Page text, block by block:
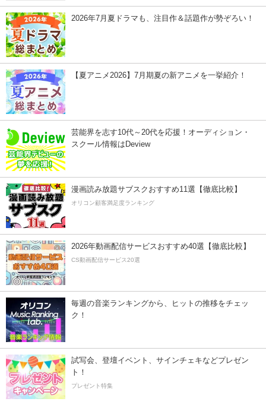
2026年7月夏ドラマも、注目作＆話題作が勢ぞろい！
【夏アニメ2026】7月期夏の新アニメを一挙紹介！
芸能界を志す10代～20代を応援！オーディション・
スクール情報はDeview
漫画読み放題サブスクおすすめ11選【徹底比較】
オリコン顧客満足度ランキング
2026年動画配信サービスおすすめ40選【徹底比較】
CS動画配信サービス20選
毎週の音楽ランキングから、ヒットの推移をチェッ
ク！
試写会、登壇イベント、サインチェキなどプレゼン
ト！
プレゼント特集